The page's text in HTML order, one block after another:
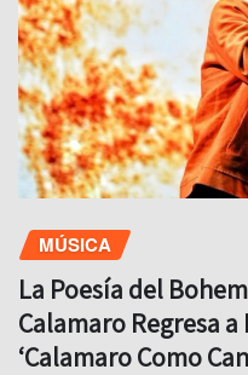
MÚSICA
La Poesía del
Calamaro Regresa
‘Calamaro Como